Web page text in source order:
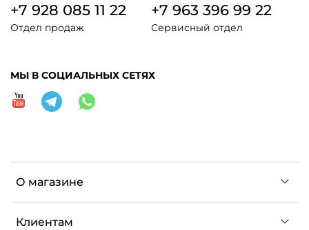
О магазине
Клиентам
+7 928 085 11 22
Отдел продаж
+7 963 396 99 22
Сервисный отдел
МЫ В СОЦИАЛЬНЫХ СЕТЯХ